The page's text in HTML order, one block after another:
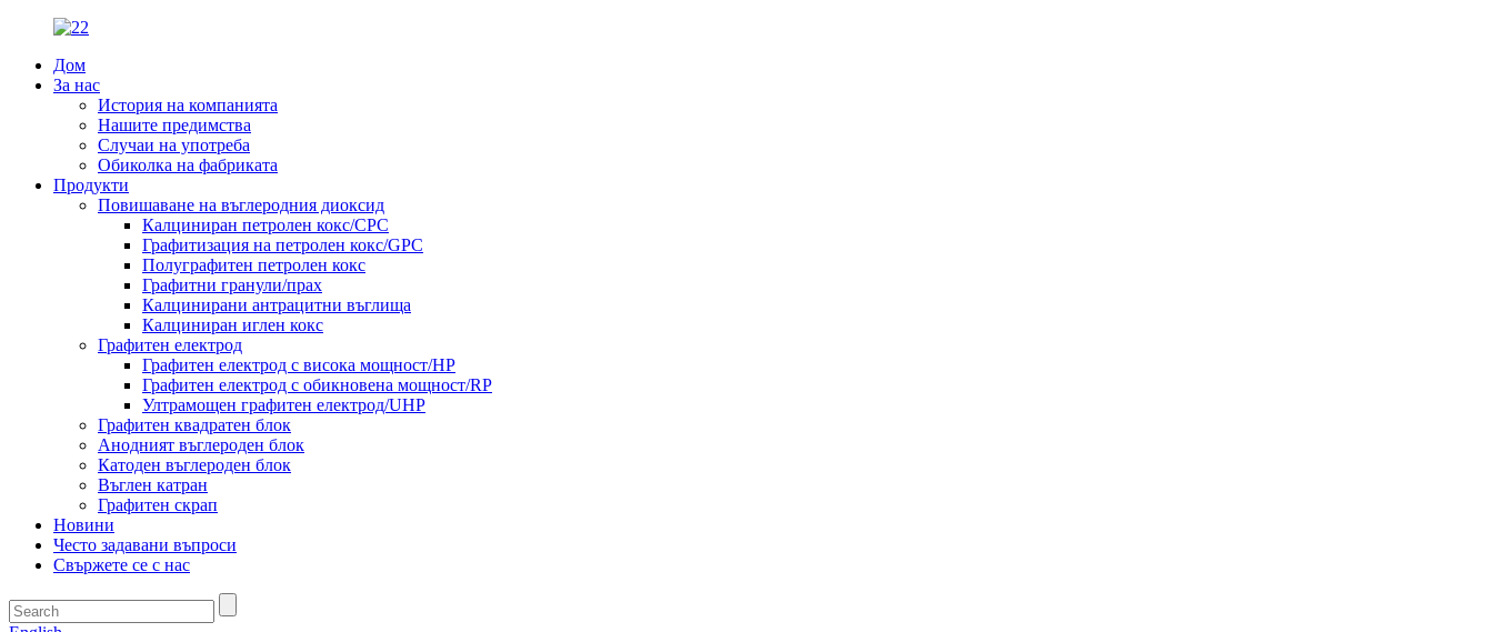
Дом
За нас
История на компанията
Нашите предимства
Случаи на употреба
Обиколка на фабриката
Продукти
Повишаване на въглеродния диоксид
Калциниран петролен кокс/CPC
Графитизация на петролен кокс/GPC
Полуграфитен петролен кокс
Графитни гранули/прах
Калцинирани антрацитни въглища
Калциниран иглен кокс
Графитен електрод
Графитен електрод с висока мощност/HP
Графитен електрод с обикновена мощност/RP
Ултрамощен графитен електрод/UHP
Графитен квадратен блок
Анодният въглероден блок
Катоден въглероден блок
Въглен катран
Графитен скрап
Новини
Често задавани въпроси
Свържете се с нас